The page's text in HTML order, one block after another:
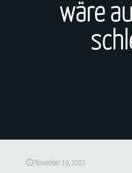
wäre
November 19, 2021